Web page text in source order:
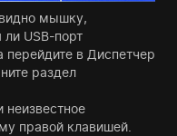
мышку,
USB-порт
в Диспетчер
раздел
неизвестное
правой клавишей.